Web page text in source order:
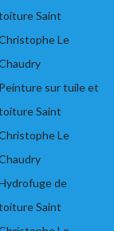
Saint
Le
Peinture sur tuile et
Saint
Le
de
Saint